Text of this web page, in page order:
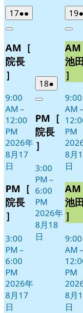
172026
年
月
17
日
●●
件
イ
Close
AM［
院長
］
9:00
AM –
12:00
PM
2026年
8月17
日
PM［
院長
］
3:00
PM –
6:00
PM
2026年
8月17
日
182026
年
月
18
日
●
件
イ
ベ
Close
PM［
院長
］
3:00
PM –
6:00
PM
2026年
8月18
日
19
月
19
日
AM
池田
］
9:00
AM –
PM
8月
日
AM
池田
］
9:00
AM –
PM
8月
日